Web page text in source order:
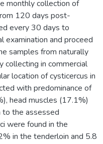
monthly collection of
120 days post-
every 30 days to
examination and proceed
samples from naturally
collecting in commercial
location of cysticercus in
with predominance of
head muscles (17.1%)
to the assessed
were found in the
in the tenderloin and 5.8